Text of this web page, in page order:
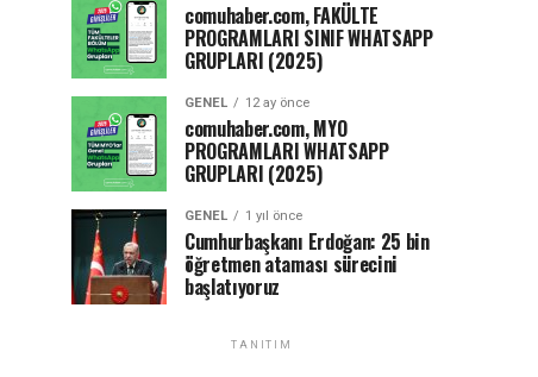
comuhaber.com, FAKÜLTE
PROGRAMLARI SINIF WHATSAPP
GRUPLARI (2025)
GENEL 12 ay önce
comuhaber.com, MYO
PROGRAMLARI WHATSAPP
GRUPLARI (2025)
GENEL 1 yıl önce
Cumhurbaşkanı Erdoğan: 25 bin
öğretmen ataması sürecini
başlatıyoruz
TANITIM